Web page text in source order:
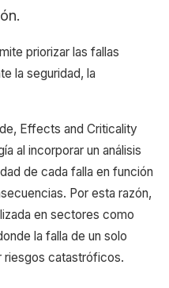
priorizar las fallas
la seguridad, la
Effects and Criticality
al incorporar un análisis
de cada falla en función
Por esta razón,
en sectores como
la falla de un solo
riesgos catastróficos.